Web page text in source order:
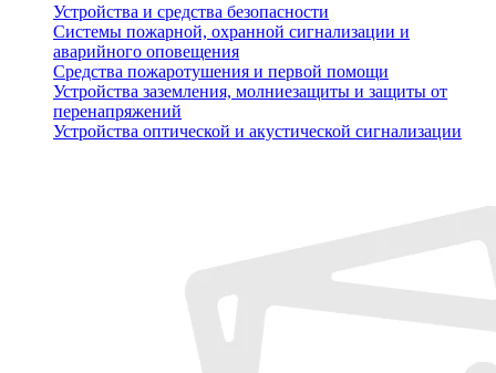
Устройства и средства безопасности
Системы пожарной, охранной сигнализации и
аварийного оповещения
Средства пожаротушения и первой помощи
Устройства заземления, молниезащиты и защиты от
перенапряжений
Устройства оптической и акустической сигнализации